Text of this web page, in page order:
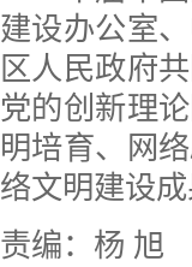
建设办公室
区人民政府
党的创新理
明培育、网
络文明建设
责编：杨 旭